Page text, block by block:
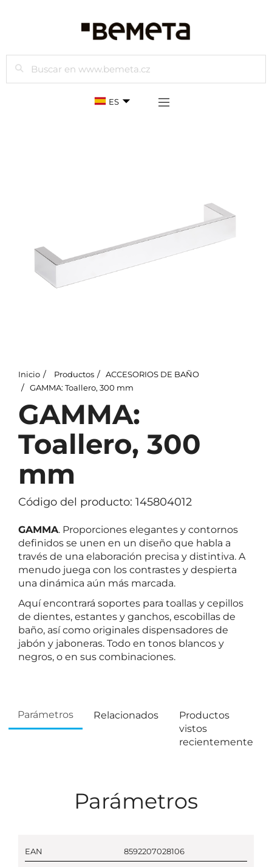
Buscar
ES
Inicio Productos
ACCESORIOS DE BAÑO
GAMMA: Toallero, 300 mm
GAMMA:
Toallero, 300
mm
Código del producto: 145804012
GAMMA. Proporciones elegantes y contornos
definidos se unen en un diseño que habla a
través de una elaboración precisa y distintiva. A
menudo juega con los contrastes y despierta
una dinámica aún más marcada.
Aquí encontrará soportes para toallas y cepillos
de dientes, estantes y ganchos, escobillas de
baño, así como originales dispensadores de
jabón y jaboneras. Todo en tonos blancos y
negros, o en sus combinaciones.
Parámetros Relacionados
Productos
vistos
recientemente
Parámetros
EAN 8592207028106